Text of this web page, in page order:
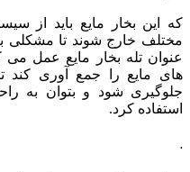
که این بخار مایع باید از
مختلف خارج شوند تا مشکلی
عنوان تله بخار مایع عمل می
های مایع را جمع آوری کند
جلوگیری شود و بتوان به
استفاده کرد.
.